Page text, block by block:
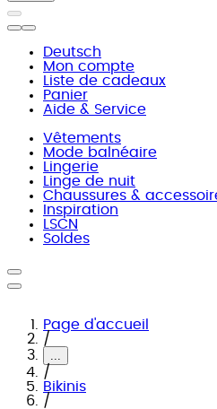
Deutsch
Mon compte
Liste de cadeaux
Panier
Aide & Service
Vêtements
Mode balnéaire
Lingerie
Linge de nuit
Chaussures &
Inspiration
LSCN
Soldes
Page d'accueil
/
...
/
Bikinis
/